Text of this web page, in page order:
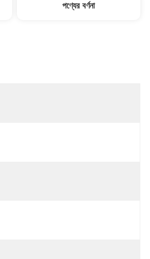
পণ্যের বর্ণনা